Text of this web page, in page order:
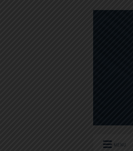
MENU